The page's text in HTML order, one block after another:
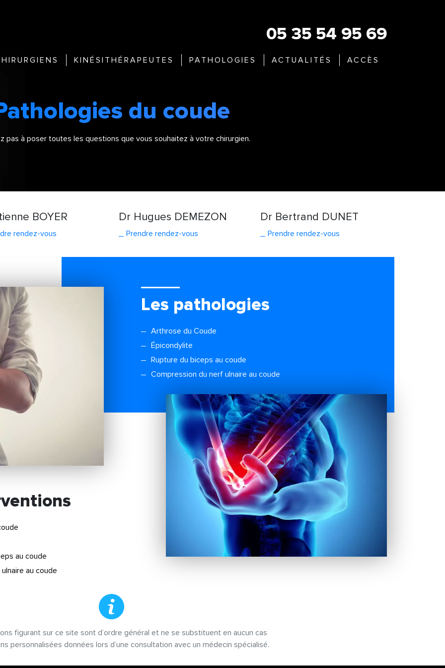
KINÉSITHÉRAPEUTES PATHOLOGIES ACTUALITÉS ACCÈS
du coude
pas à poser toutes les questions que vous souhaitez à votre chirurgien.
BOYER
rendez-vous
Dr Hugues DEMEZON
Prendre rendez-vous
Dr Bertrand DUNET
Prendre rendez-vous
Les pathologies
Arthrose du Coude
Épicondylite
Rupture du biceps au coude
Compression du nerf ulnaire au coude
au coude
au coude
figurant sur ce site sont d’ordre général et ne se substituent en aucun cas
personnalisées données lors d’une consultation avec un médecin spécialisé.